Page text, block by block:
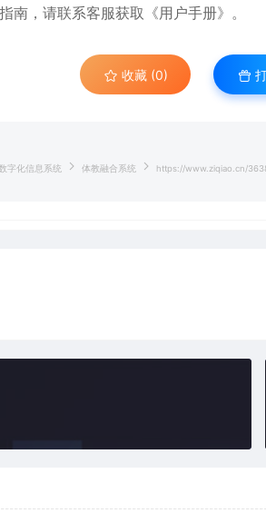
南，请联系客服获取《用户手册》。
收藏 (0)
字化信息系统 体教融合系统 https://www.ziqiao.cn/